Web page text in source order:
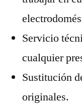
Servicio
cualquier
Sustitución
originales.